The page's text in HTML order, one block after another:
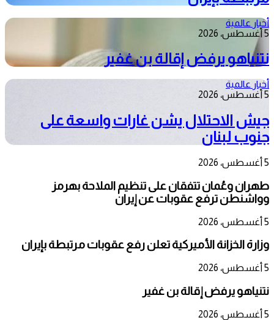
أخبار عالمية
5 أغسطس، 2026
نتنياهو يرفض إقالة بن غفير
أخبار عالمية
5 أغسطس، 2026
جيش الاحتلال يشن غارات واسعة على
جنوب لبنان
5 أغسطس، 2026
طهران وعُمان تتفقان على تنظيم الملاحة بهرمز
وواشنطن ترفع عقوبات عن إيران
5 أغسطس، 2026
وزارة الخزانة الأميركية تعلن رفع عقوبات مرتبطة بإيران
5 أغسطس، 2026
نتنياهو يرفض إقالة بن غفير
5 أغسطس، 2026